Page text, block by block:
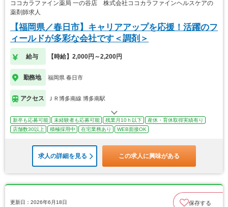
ココカラファイン薬局 一の谷店 株式会社ココカラファインヘルスケアの
薬剤師求人
【福岡県／春日市】キャリアアップを応援！活躍のフ
ィールドが多彩な会社です＜調剤＞
給与 【時給】2,000円～2,200円
勤務地 福岡県 春日市
アクセス ＪＲ博多南線 博多南駅
新卒も応募可能 未経験者も応募可能 残業月10ｈ以下
産休・育休取得実績有り
店舗数30以上
積極採用中 在宅業務あり WEB面接OK
求人の詳細を見る この求人に興味がある
更新日：2026年6月18日 保存する